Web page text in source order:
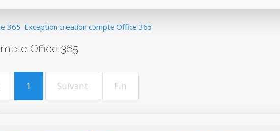
365 Exception creation compte Office 365
Office 365
1 Suivant Fin